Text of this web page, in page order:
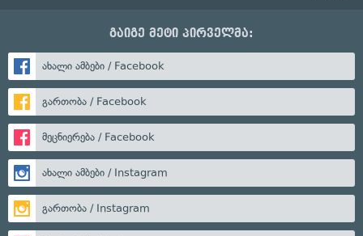
გაიგე მეტი პირველმა:
ახალი ამბები / Facebook
გართობა / Facebook
მეცნიერება / Facebook
ახალი ამბები / Instagram
გართობა / Instagram